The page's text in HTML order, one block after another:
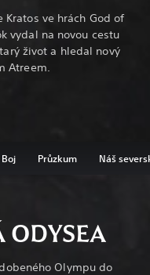
Kratos ve hrách God of
vydal na novou cestu
život a hledal nový
Atreem.
Boj Průzkum Náš
ODYSEA
Olympu do